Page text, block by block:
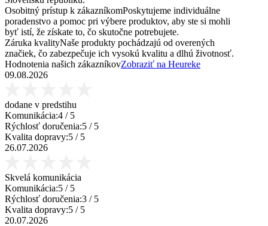
Osobitný prístup k zákazníkomPoskytujeme individuálne
poradenstvo a pomoc pri výbere produktov, aby ste si mohli
byť istí, že získate to, čo skutočne potrebujete.
Záruka kvalityNaše produkty pochádzajú od overených
značiek, čo zabezpečuje ich vysokú kvalitu a dlhú životnosť.
Hodnotenia našich zákazníkovZobraziť na Heureke
09.08.2026
dodane v predstihu
Komunikácia:4 / 5
Rýchlosť doručenia:5 / 5
Kvalita dopravy:5 / 5
26.07.2026
Skvelá komunikácia
Komunikácia:5 / 5
Rýchlosť doručenia:3 / 5
Kvalita dopravy:5 / 5
20.07.2026